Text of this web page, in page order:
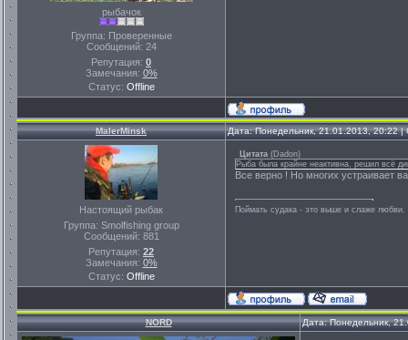
рыбачок
Группа: Проверенные
Сообщений: 24
Репутация: 0
Замечания: 0%
Статус: Offline
MalerMinsk Дата: Понедельник, 21.01.2013, 20:22
Настоящий рыбак
Группа: Smolfishing group
Сообщений: 881
Репутация: 22
Замечания: 0%
Статус: Offline
Цитата (Dadon)
Рыба была крайне неактивна, решил всё
Все верно ! Но многих устраивает
Поймать судака - это выше и слаже
NORD Дата: Понедельник,